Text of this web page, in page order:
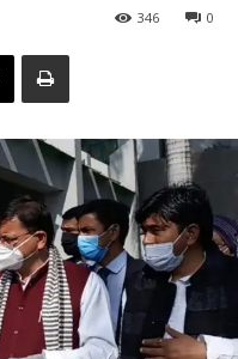
0
346